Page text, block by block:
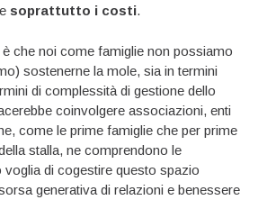
soprattutto i costi.
che noi come famiglie non possiamo
sostenerne la mole, sia in termini
di complessità di gestione dello
coinvolgere associazioni, enti
come le prime famiglie che per prime
stalla, ne comprendono le
voglia di cogestire questo spazio
generativa di relazioni e benessere